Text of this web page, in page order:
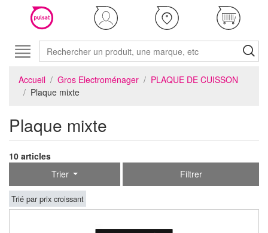
Accueil Gros Electroménager
PLAQUE DE CUISSON
Plaque mixte
Plaque mixte
10 articles
Trier
Filtrer
Trié par prix croissant